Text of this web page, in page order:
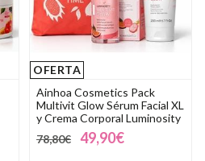
OFERTA
Ainhoa Cosmetics Pack
Multivit Glow Sérum Facial XL
y Crema Corporal Luminosity
78,80€
49,90€